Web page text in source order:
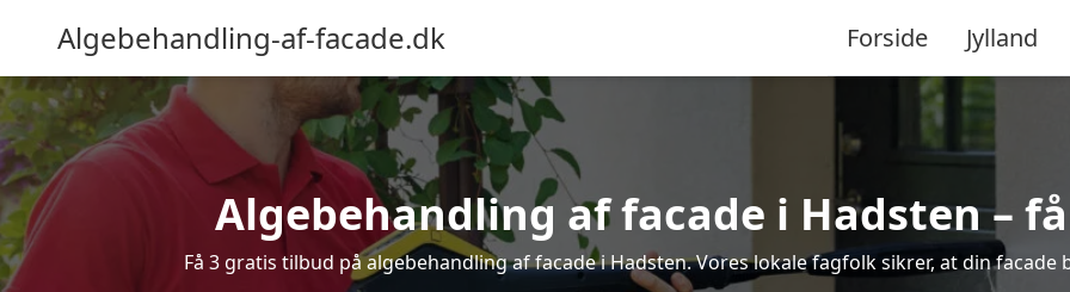
Algebehandling-af-facade.dk Forside Jylland
Algebehandling af facade i Hadsten –
Få 3 gratis tilbud på algebehandling af facade i Hadsten. Vores lokale fagfolk sikrer, at din